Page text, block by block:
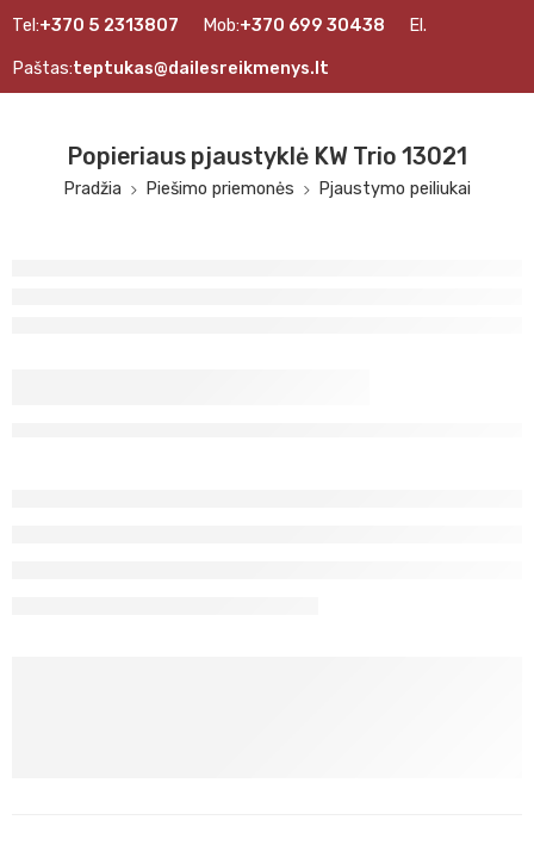
Tel:+370 5 2313807 Mob:+370 699 30438 El.
Paštas:teptukas@dailesreikmenys.lt
Popieriaus pjaustyklė KW Trio 13021
Pradžia Piešimo priemonės Pjaustymo peiliukai